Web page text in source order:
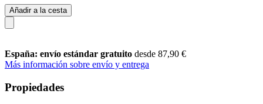
Añadir a la cesta
España: envío estándar gratuito desde 87,90 €
Más información sobre envío y entrega
Propiedades